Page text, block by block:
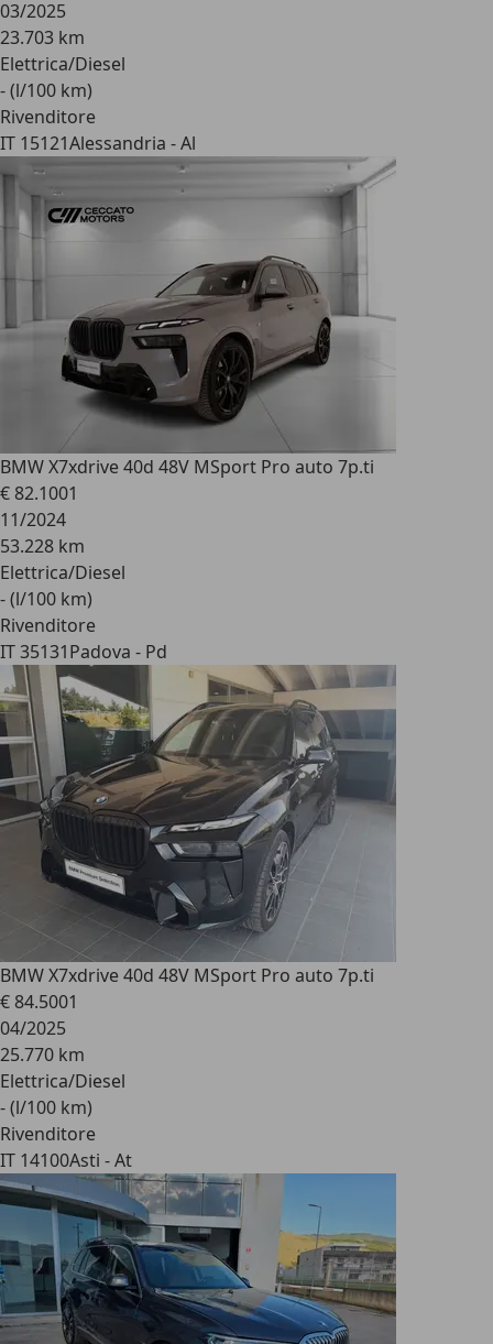
03/2025
23.703 km
Elettrica/Diesel
- (l/100 km)
Rivenditore
IT 15121Alessandria - Al
BMW X7xdrive 40d 48V MSport Pro auto 7p.ti
€ 82.1001
11/2024
53.228 km
Elettrica/Diesel
- (l/100 km)
Rivenditore
IT 35131Padova - Pd
BMW X7xdrive 40d 48V MSport Pro auto 7p.ti
€ 84.5001
04/2025
25.770 km
Elettrica/Diesel
- (l/100 km)
Rivenditore
IT 14100Asti - At